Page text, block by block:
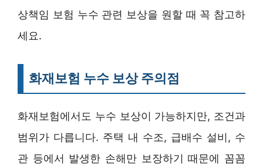
상책임 보험 누수 관련 보상을 원할 때 꼭 참고하
세요.
화재보험 누수 보상 주의점
화재보험에서도 누수 보상이 가능하지만, 조건과
범위가 다릅니다. 주택 내 수조, 급배수 설비, 수
관 등에서 발생한 손해만 보장하기 때문에 꼼꼼